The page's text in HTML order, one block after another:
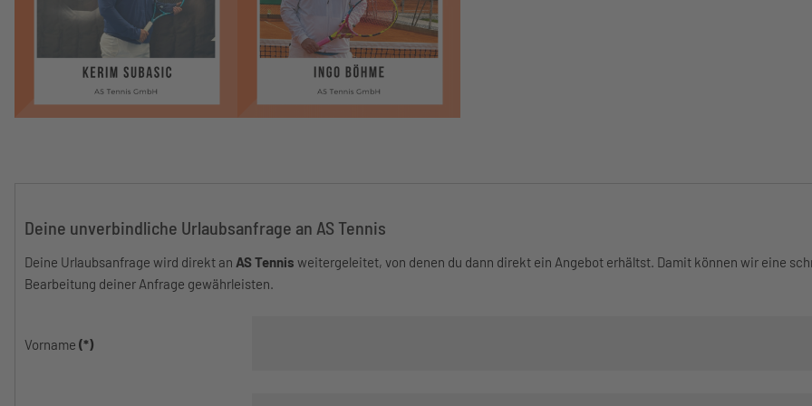
Deine unverbindliche Urlaubsanfrage an AS Tennis
Deine Urlaubsanfrage wird direkt an AS Tennis weitergeleitet, von denen du dann direkt ein Angebot erhältst. Damit können wir eine
Bearbeitung deiner Anfrage gewährleisten.
Vorname (*)